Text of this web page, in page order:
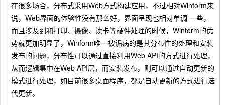
在很多场合，分布式采用Web方式构建应用，不过相对Winform来
说，Web界面的体验性没有那么好，界面呈现也相对单调 一些，
而且涉及到和打印、摄像、读卡等硬件处理的时候，Winform的优
势就更加明显了，Winform唯一被诟病的是其分布性的处理和安装
发布的问题，分布性可以通过直接利用Web API的方式进行处理，
从而逻辑集中在Web API层，而安装发布，则可以通过自动更新的
模式进行处理，如目前很多桌面程序，都是自动更新的方式进行迭
代更新。